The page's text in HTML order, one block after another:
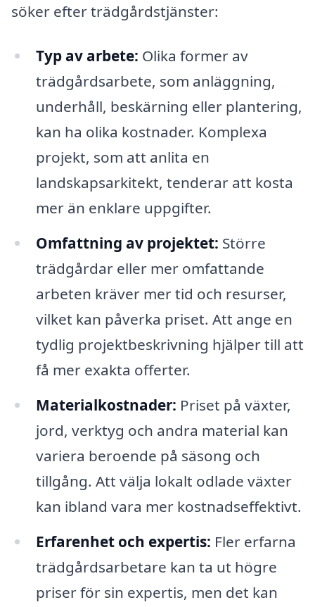
söker efter trädgårdstjänster:
Typ av arbete: Olika former av
trädgårdsarbete, som anläggning,
underhåll, beskärning eller plantering,
kan ha olika kostnader. Komplexa
projekt, som att anlita en
landskapsarkitekt, tenderar att kosta
mer än enklare uppgifter.
Omfattning av projektet: Större
trädgårdar eller mer omfattande
arbeten kräver mer tid och resurser,
vilket kan påverka priset. Att ange en
tydlig projektbeskrivning hjälper till att
få mer exakta offerter.
Materialkostnader: Priset på växter,
jord, verktyg och andra material kan
variera beroende på säsong och
tillgång. Att välja lokalt odlade växter
kan ibland vara mer kostnadseffektivt.
Erfarenhet och expertis: Fler erfarna
trädgårdsarbetare kan ta ut högre
priser för sin expertis, men det kan